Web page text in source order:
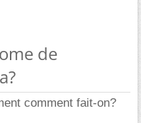
de
comment fait-on?